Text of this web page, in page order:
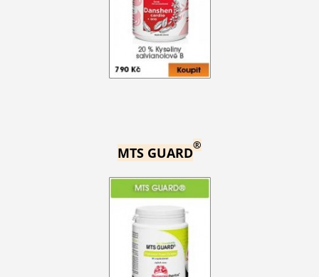
MTS GUARD®